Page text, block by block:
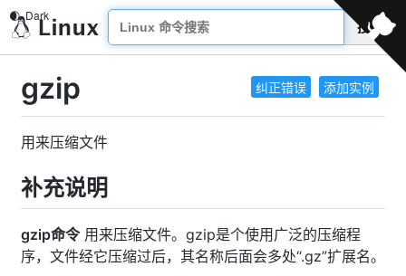
搜索
纠正错误 添加实例
gzip
用来压缩文件
补充说明
gzip命令用来压缩文件。gzip是个使用广泛的压缩程
序，文件经它压缩过后，其名称后面会多处“.gz”扩展名。